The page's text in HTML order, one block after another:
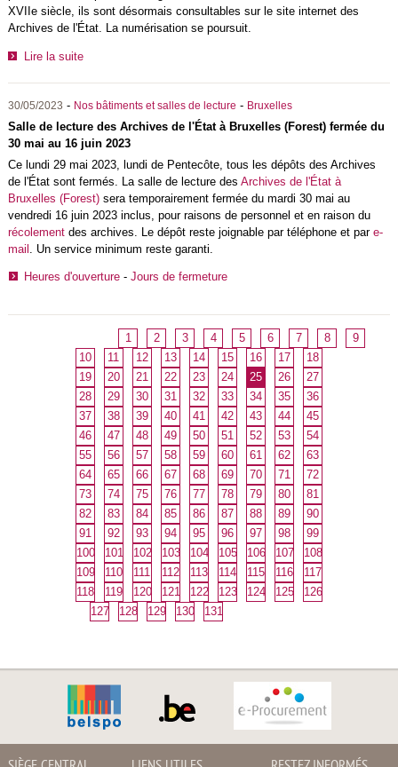
XVIIe siècle, ils sont désormais consultables sur le site internet des
Archives de l'État. La numérisation se poursuit.
Lire la suite
30/05/2023 - Nos bâtiments et salles de lecture - Bruxelles
Salle de lecture des Archives de l'État à Bruxelles (Forest) fermée du
30 mai au 16 juin 2023
Ce lundi 29 mai 2023, lundi de Pentecôte, tous les dépôts des Archives
de l'État sont fermés. La salle de lecture des Archives de l'État à
Bruxelles (Forest)sera temporairement fermée du mardi 30 mai au
vendredi 16 juin 2023 inclus, pour raisons de personnel et en raison du
récolementdes archives. Le dépôt reste joignable par téléphone et par e-
mail . Un service minimum reste garanti.
Heures d'ouverture- Jours de fermeture
1 2 3 4 5 6 7 8
9
10
11 12 13 14 15 16 17
18
19
20 21 22 23 24 25 26
27
28
29 30 31 32 33 34 35
36
37
38 39 40 41 42 43 44
45
46
47 48 49 50 51 52 53
54
55
56 57 58 59 60 61 62
63
64
65 66 67 68 69 70 71
72
73
74 75 76 77 78 79 80
81
82
83 84 85 86 87 88 89
90
91
92 93 94 95 96 97 98
99
100
101 102 103 104 105 106 107
108
109
110 111 112 113 114 115 116
117
118
119 120 121 122 123 124 125
126
127
128 129 130 131